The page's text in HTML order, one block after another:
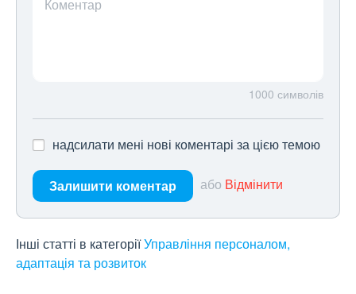
Коментар
1000 символів
надсилати мені нові коментарі за цією темою
Залишити коментар або Відмінити
Інші статті в категоріїУправління персоналом,
адаптація та розвиток